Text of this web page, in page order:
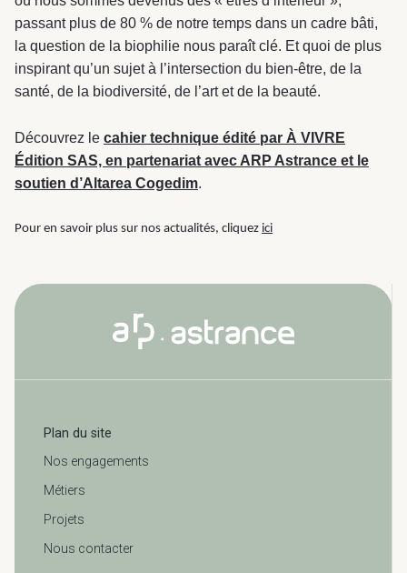
passant plus de 80 % de notre temps dans un cadre bâti,
la question de la biophilie nous paraît clé. Et quoi de plus
inspirant qu’un sujet à l’intersection du bien-être, de la
santé, de la biodiversité, de l’art et de la beauté.
Découvrez le cahier technique édité par À VIVRE
Édition SAS, en partenariat avec ARP Astrance et le
soutien d’Altarea Cogedim.
Pour en savoir plus sur nos actualités, cliquez ici
Plan du site
Nos engagements
Métiers
Projets
Nous contacter